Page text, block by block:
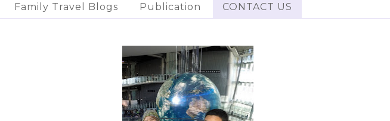
Family Travel Blogs Publication CONTACT US